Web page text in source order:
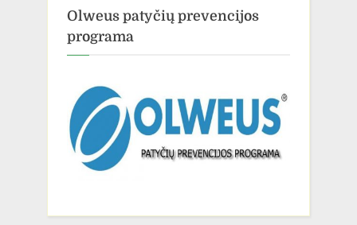
Olweus patyčių prevencijos
programa